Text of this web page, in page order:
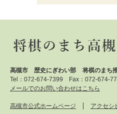
高槻市 歴史にぎわい部
将棋のまち
Tel：072-674-7399 Fax：072-674-
メールでのお問い合わせはこちら
高槻市公式ホームページ アクセシ